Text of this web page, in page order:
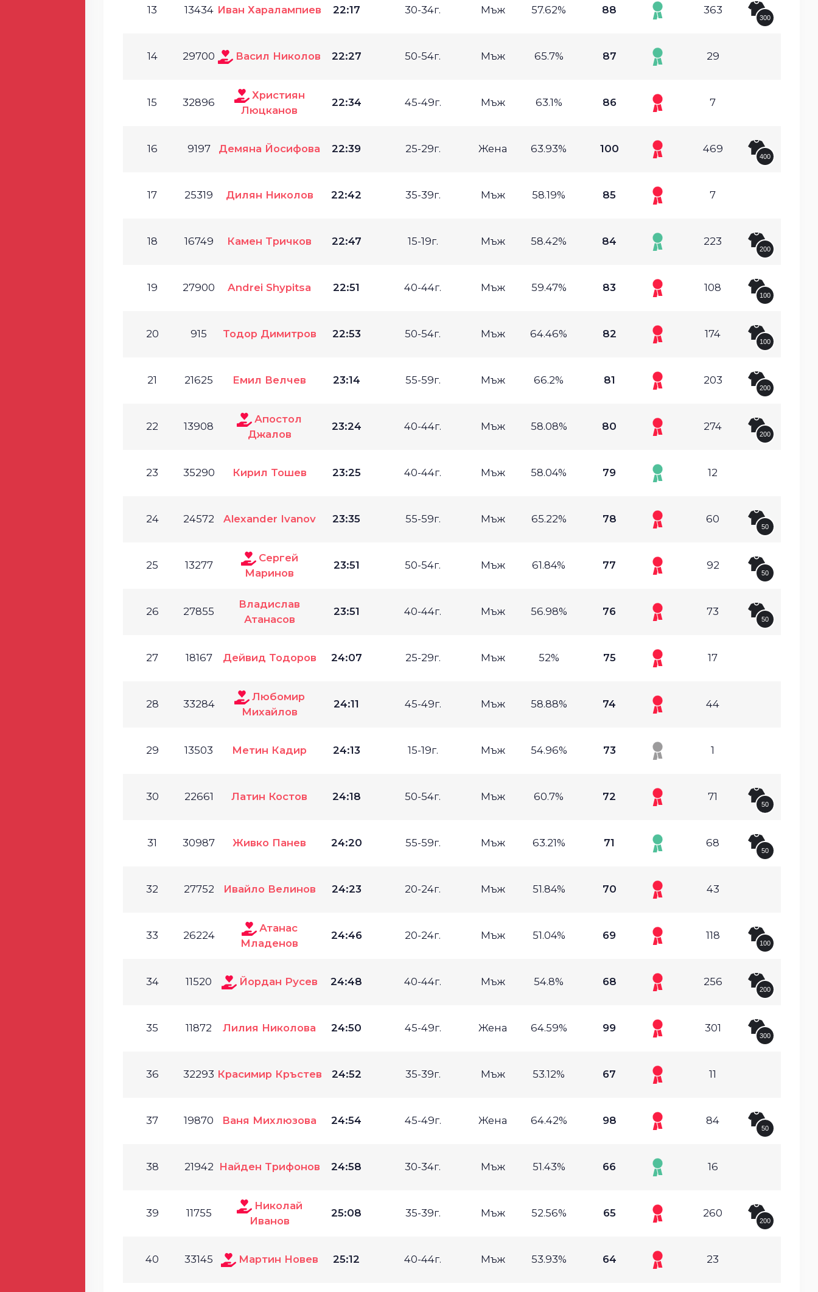
13 13434 Иван Харалампиев 22:17 30-34г. Мъж 57.62% 88 363
300
14 29700 Васил Николов 22:27 50-54г. Мъж 65.7% 87 29
15 32896
Християн
Люцканов
22:34 45-49г. Мъж 63.1% 86 7
16 9197 Демяна Йосифова 22:39 25-29г. Жена 63.93% 100 469
400
17 25319 Дилян Николов 22:42 35-39г. Мъж 58.19% 85 7
18 16749 Камен Тричков 22:47 15-19г. Мъж 58.42% 84 223
200
19 27900 Andrei Shypitsa 22:51 40-44г. Мъж 59.47% 83 108
100
20 915 Тодор Димитров 22:53 50-54г. Мъж 64.46% 82 174
100
21 21625 Емил Велчев 23:14 55-59г. Мъж 66.2% 81 203
200
22 13908
Апостол
Джалов
23:24 40-44г. Мъж 58.08% 80 274
200
23 35290 Кирил Тошев 23:25 40-44г. Мъж 58.04% 79 12
24 24572 Alexander Ivanov 23:35 55-59г. Мъж 65.22% 78 60
50
25 13277
Сергей
Маринов
23:51 50-54г. Мъж 61.84% 77 92
50
26 27855
Владислав
Атанасов
23:51 40-44г. Мъж 56.98% 76 73
50
27 18167 Дейвид Тодоров 24:07 25-29г. Мъж 52% 75 17
28 33284
Любомир
Михайлов
24:11 45-49г. Мъж 58.88% 74 44
29 13503 Метин Кадир 24:13 15-19г. Мъж 54.96% 73 1
30 22661 Латин Костов 24:18 50-54г. Мъж 60.7% 72 71
50
31 30987 Живко Панев 24:20 55-59г. Мъж 63.21% 71 68
50
32 27752 Ивайло Велинов 24:23 20-24г. Мъж 51.84% 70 43
33 26224
Атанас
Младенов
24:46 20-24г. Мъж 51.04% 69 118
100
34 11520 Йордан Русев 24:48 40-44г. Мъж 54.8% 68 256
200
35 11872 Лилия Николова 24:50 45-49г. Жена 64.59% 99 301
300
36 32293 Красимир Кръстев 24:52 35-39г. Мъж 53.12% 67 11
37 19870 Ваня Михлюзова 24:54 45-49г. Жена 64.42% 98 84
50
38 21942 Найден Трифонов 24:58 30-34г. Мъж 51.43% 66 16
39 11755
Николай
Иванов
25:08 35-39г. Мъж 52.56% 65 260
200
40 33145 Мартин Новев 25:12 40-44г. Мъж 53.93% 64 23